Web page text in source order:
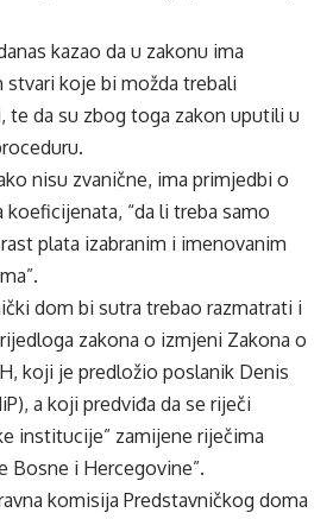
kazao da u zakonu ima
stvari koje bi možda trebali
te da su zbog toga zakon uputili u
nisu zvanične, ima primjedbi o
koeficijenata, “da li treba samo
plata izabranim i imenovanim
dom bi sutra trebao razmatrati i
zakona o izmjeni Zakona o
koji je predložio poslanik Denis
a koji predviđa da se riječi
institucije” zamijene riječima
Bosne i Hercegovine”.
komisija Predstavničkog doma